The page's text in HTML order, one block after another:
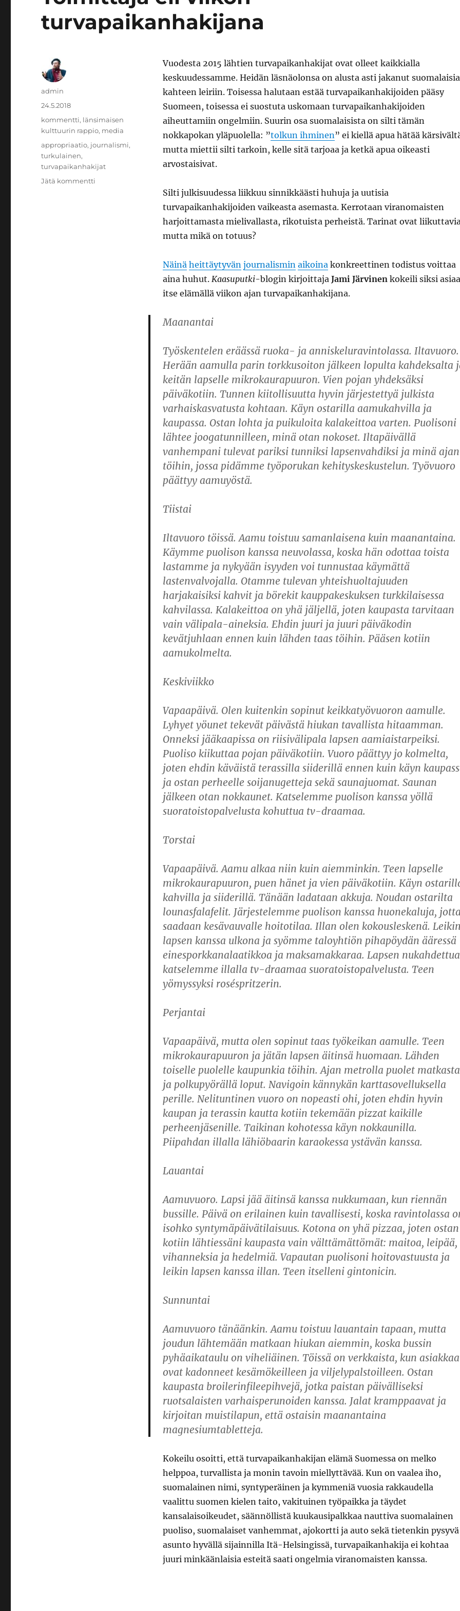
turvapaikanhakijana
Vuodesta 2015 lähtien turvapaikanhakijat ovat olleet kaikkialla
keskuudessamme. Heidän läsnäolonsa on alusta asti jakanut suomalaisia
kahteen leiriin. Toisessa halutaan estää turvapaikanhakijoiden pääsy
Suomeen, toisessa ei suostuta uskomaan turvapaikanhakijoiden
aiheuttamiin ongelmiin. Suurin osa suomalaisista on silti tämän
nokkapokan yläpuolella: ”tolkun ihminen” ei kiellä apua hätää
mutta miettii silti tarkoin, kelle sitä tarjoaa ja ketkä apua oikeasti
arvostaisivat.
Silti julkisuudessa liikkuu sinnikkäästi huhuja ja uutisia
turvapaikanhakijoiden vaikeasta asemasta. Kerrotaan viranomaisten
harjoittamasta mielivallasta, rikotuista perheistä. Tarinat ovat
mutta mikä on totuus?
Näinä heittäytyvän journalismin aikoinakonkreettinen todistus voittaa
aina huhut. Kaasuputki-blogin kirjoittaja Jami Järvinenkokeili siksi asiaa
itse elämällä viikon ajan turvapaikanhakijana.
Maanantai
Työskentelen eräässä ruoka- ja anniskeluravintolassa. Iltavuoro.
Herään aamulla parin torkkusoiton jälkeen lopulta kahdeksalta
keitän lapselle mikrokaurapuuron. Vien pojan yhdeksäksi
päiväkotiin. Tunnen kiitollisuutta hyvin järjestettyä julkista
varhaiskasvatusta kohtaan. Käyn ostarilla aamukahvilla ja
kaupassa. Ostan lohta ja puikuloita kalakeittoa varten. Puolisoni
lähtee joogatunnilleen, minä otan nokoset. Iltapäivällä
vanhempani tulevat pariksi tunniksi lapsenvahdiksi ja minä ajan
töihin, jossa pidämme työporukan kehityskeskustelun. Työvuoro
päättyy aamuyöstä.
Tiistai
Iltavuoro töissä. Aamu toistuu samanlaisena kuin maanantaina.
Käymme puolison kanssa neuvolassa, koska hän odottaa toista
lastamme ja nykyään isyyden voi tunnustaa käymättä
lastenvalvojalla. Otamme tulevan yhteishuoltajuuden
harjakaisiksi kahvit ja börekit kauppakeskuksen turkkilaisessa
kahvilassa. Kalakeittoa on yhä jäljellä, joten kaupasta tarvitaan
vain välipala-aineksia. Ehdin juuri ja juuri päiväkodin
kevätjuhlaan ennen kuin lähden taas töihin. Pääsen kotiin
aamukolmelta.
Keskiviikko
Vapaapäivä. Olen kuitenkin sopinut keikkatyövuoron aamulle.
Lyhyet yöunet tekevät päivästä hiukan tavallista hitaamman.
Onneksi jääkaapissa on riisivälipala lapsen aamiaistarpeiksi.
Puoliso kiikuttaa pojan päiväkotiin. Vuoro päättyy jo kolmelta,
joten ehdin käväistä terassilla siiderillä ennen kuin käyn
ja ostan perheelle soijanugetteja sekä saunajuomat. Saunan
jälkeen otan nokkaunet. Katselemme puolison kanssa yöllä
suoratoistopalvelusta kohuttua tv-draamaa.
Torstai
Vapaapäivä. Aamu alkaa niin kuin aiemminkin. Teen lapselle
mikrokaurapuuron, puen hänet ja vien päiväkotiin. Käyn
kahvilla ja siiderillä. Tänään ladataan akkuja. Noudan ostarilta
lounasfalafelit. Järjestelemme puolison kanssa huonekaluja,
saadaan kesävauvalle hoitotilaa. Illan olen kokousleskenä.
lapsen kanssa ulkona ja syömme taloyhtiön pihapöydän ääressä
einesporkkanalaatikkoa ja maksamakkaraa. Lapsen nukahdettua
katselemme illalla tv-draamaa suoratoistopalvelusta. Teen
yömyssyksi roséspritzerin.
Perjantai
Vapaapäivä, mutta olen sopinut taas työkeikan aamulle. Teen
mikrokaurapuuron ja jätän lapsen äitinsä huomaan. Lähden
toiselle puolelle kaupunkia töihin. Ajan metrolla puolet matkasta
ja polkupyörällä loput. Navigoin kännykän karttasovelluksella
perille. Nelituntinen vuoro on nopeasti ohi, joten ehdin hyvin
kaupan ja terassin kautta kotiin tekemään pizzat kaikille
perheenjäsenille. Taikinan kohotessa käyn nokkaunilla.
Piipahdan illalla lähiöbaarin karaokessa ystävän kanssa.
Lauantai
Aamuvuoro. Lapsi jää äitinsä kanssa nukkumaan, kun riennän
bussille. Päivä on erilainen kuin tavallisesti, koska ravintolassa
isohko syntymäpäivätilaisuus. Kotona on yhä pizzaa, joten ostan
kotiin lähtiessäni kaupasta vain välttämättömät: maitoa, leipää,
vihanneksia ja hedelmiä. Vapautan puolisoni hoitovastuusta ja
leikin lapsen kanssa illan. Teen itselleni gintonicin.
Sunnuntai
Aamuvuoro tänäänkin. Aamu toistuu lauantain tapaan, mutta
joudun lähtemään matkaan hiukan aiemmin, koska bussin
pyhäaikataulu on viheliäinen. Töissä on verkkaista, kun
ovat kadonneet kesämökeilleen ja viljelypalstoilleen. Ostan
kaupasta broilerinfileepihvejä, jotka paistan päivälliseksi
ruotsalaisten varhaisperunoiden kanssa. Jalat kramppaavat ja
kirjoitan muistilapun, että ostaisin maanantaina
magnesiumtabletteja.
Kokeilu osoitti, että turvapaikanhakijan elämä Suomessa on melko
helppoa, turvallista ja monin tavoin miellyttävää. Kun on vaalea iho,
suomalainen nimi, syntyperäinen ja kymmeniä vuosia rakkaudella
vaalittu suomen kielen taito, vakituinen työpaikka ja täydet
kansalaisoikeudet, säännöllistä kuukausipalkkaa nauttiva suomalainen
puoliso, suomalaiset vanhemmat, ajokortti ja auto sekä tietenkin pysyvä
asunto hyvällä sijainnilla Itä-Helsingissä, turvapaikanhakija ei kohtaa
juuri minkäänlaisia esteitä saati ongelmia viranomaisten kanssa.
Kirjoittaja
admin
Julkaistu
24.5.2018
Kategoriat
kommentti, länsimaisen
kulttuurin rappio, media
Avainsanat
appropriaatio, journalismi,
turkulainen,
turvapaikanhakijat
Jätä kommentti
turvapaikanhakijana